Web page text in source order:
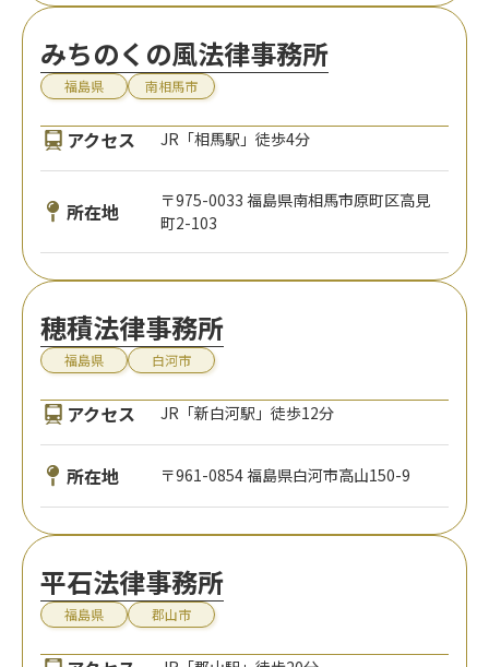
みちのくの風法律事務所
福島県 南相馬市
アクセス JR「相馬駅」徒歩4分
所在地
〒975-0033 福島県南相馬市原町区高見
町2-103
穂積法律事務所
福島県 白河市
アクセス JR「新白河駅」徒歩12分
所在地 〒961-0854 福島県白河市高山150-9
平石法律事務所
福島県 郡山市